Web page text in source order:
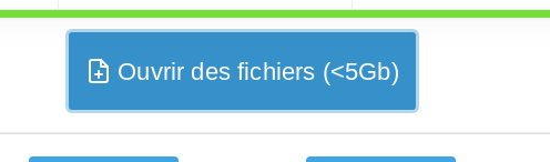
Ouvrir des fichiers (<5Gb)